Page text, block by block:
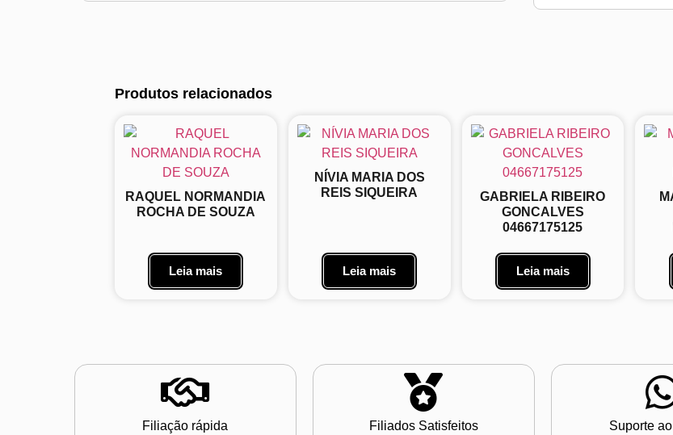
Produtos relacionados
RAQUEL NORMANDIA
ROCHA DE SOUZA
Leia mais
NÍVIA MARIA DOS
REIS SIQUEIRA
Leia mais
GABRIELA RIBEIRO
GONCALVES
04667175125
Leia mais
Filiação rápida Filiados Satisfeitos Suporte